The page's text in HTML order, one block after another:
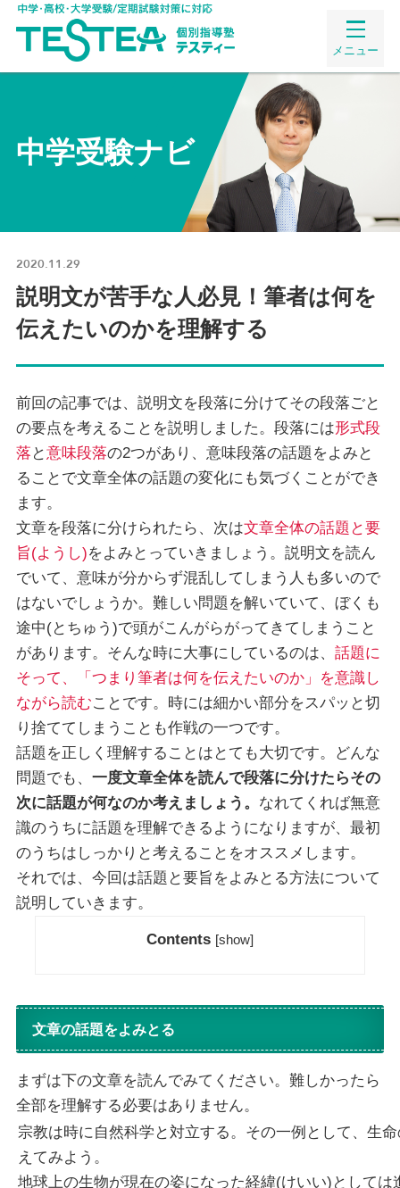
メニュー
中学受験ナビ
2020.11.29
説明文が苦手な人必見！筆者は何を
伝えたいのかを理解する
前回の記事では、説明文を段落に分けてその段落ごと
の要点を考えることを説明しました。段落には形式段
落 と意味段落の2つがあり、意味段落の話題をよみと
ることで文章全体の話題の変化にも気づくことができ
ます。
文章を段落に分けられたら、次は文章全体の話題と要
旨(ようし)をよみとっていきましょう。説明文を読ん
でいて、意味が分からず混乱してしまう人も多いので
はないでしょうか。難しい問題を解いていて、ぼくも
途中(とちゅう)で頭がこんがらがってきてしまうこと
があります。そんな時に大事にしているのは、 話題に
そって、「つまり筆者は何を伝えたいのか」を意識し
ながら読むことです。時には細かい部分をスパッと切
り捨ててしまうことも作戦の一つです。
話題を正しく理解することはとても大切です。どんな
問題でも、 一度文章全体を読んで段落に分けたらその
次に話題が何なのか考えましょう。 なれてくれば無意
識のうちに話題を理解できるようになりますが、最初
のうちはしっかりと考えることをオススメします。
それでは、今回は話題と要旨をよみとる方法について
説明していきます。
Contents [show]
文章の話題をよみとる
まずは下の文章を読んでみてください。難しかったら
全部を理解する必要はありません。
宗教は時に自然科学と対立する。その一例として、生
えてみよう。
地球上の生物が現在の姿になった経緯(けいい)としては